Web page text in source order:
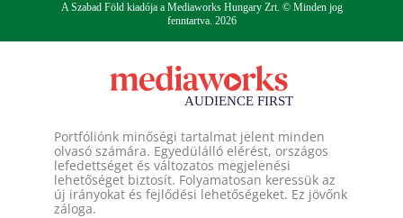
A Szabad Föld kiadója a Mediaworks Hungary Zrt. © Minden jog
fenntartva. 2026
Portfóliónk minőségi tartalmat jelent minden
olvasó számára. Egyedülálló elérést, országos
lefedettséget és változatos megjelenési
lehetőséget biztosít. Folyamatosan keressük az
új irányokat és fejlődési lehetőségeket. Ez jövőnk
záloga.